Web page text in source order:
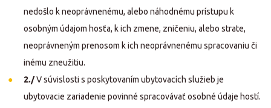
nedošlo k neoprávnenému, alebo náhodnému prístupu k
osobným údajom hosťa, k ich zmene, zničeniu, alebo strate,
neoprávneným prenosom k ich neoprávnenému spracovaniu či
inému zneužitiu.
2./V súvislosti s poskytovaním ubytovacích služieb je
ubytovacie zariadenie povinné spracovávať osobné údaje hostí.